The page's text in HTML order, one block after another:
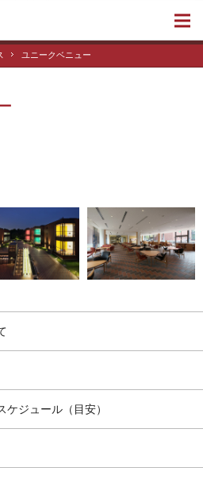
ユニークベニュー
ジュール（目安）